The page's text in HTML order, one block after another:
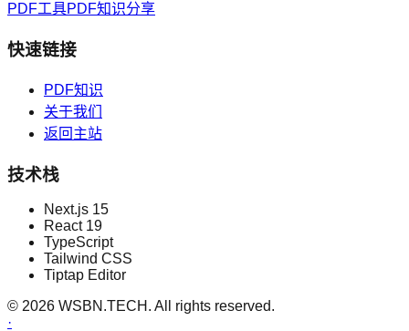
PDF工具PDF知识分享
快速链接
PDF知识
关于我们
返回主站
技术栈
Next.js 15
React 19
TypeScript
Tailwind CSS
Tiptap Editor
© 2026 WSBN.TECH. All rights reserved.
·